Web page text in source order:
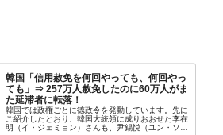
韓国「信用赦免を何回やっても、何回やっ
ても」⇒ 257万人赦免したのに60万人がま
た延滞者に転落！
韓国では政権ごとに徳政令を発動しています。先に
ご紹介したとおり、韓国大統領に成りおおせた李在
明（イ・ジェミョン）さんも、尹錫悦（ユン・ソギ